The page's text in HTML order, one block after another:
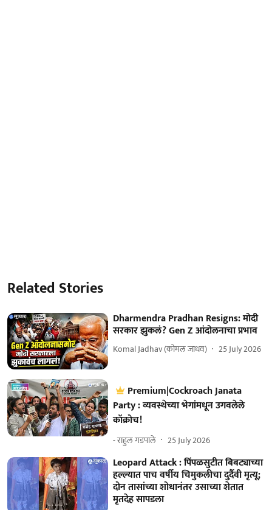
Related Stories
Dharmendra Pradhan Resigns: मोदी
सरकार झुकलं? Gen Z आंदोलनाचा प्रभाव
Komal Jadhav (कोमल जाधव) 25 July 2026
Premium|Cockroach Janata
Party : व्यवस्थेच्या भेगांमधून उगवलेले
कॉक्रोच!
- राहुल गडपाले 25 July 2026
Leopard Attack : पिंपळसुटीत बिबट्याच्या
हल्ल्यात पाच वर्षीय चिमुकलीचा दुर्दैवी मृत्यू;
दोन तासांच्या शोधानंतर उसाच्या शेतात
मृतदेह सापडला